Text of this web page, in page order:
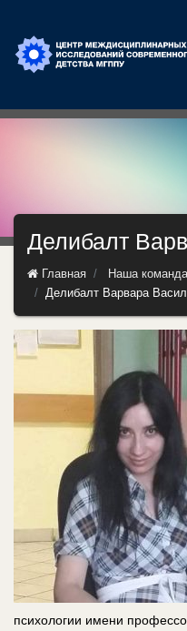
Делибалт
Главная Наша команда
Делибалт Варвара
психологии имени